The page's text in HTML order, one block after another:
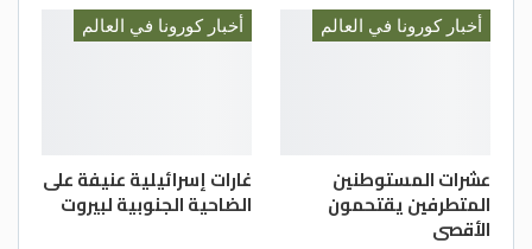
أخبار كورونا في العالم
عشرات المستوطنين
المتطرفين يقتحمون
الأقصى
أخبار كورونا في العالم
غارات إسرائيلية عنيفة على
الضاحية الجنوبية لبيروت